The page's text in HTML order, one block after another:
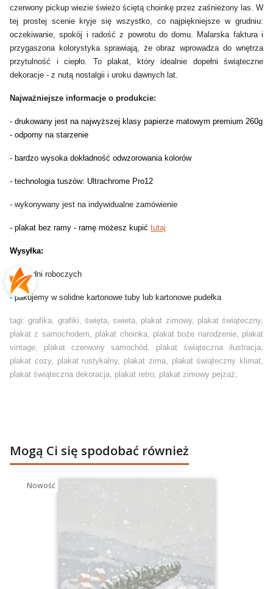
czerwony pickup wiezie świeżo ściętą choinkę przez zaśnieżony las. W
tej prostej scenie kryje się wszystko, co najpiękniejsze w grudniu:
oczekiwanie, spokój i radość z powrotu do domu. Malarska faktura i
przygaszona kolorystyka sprawiają, że obraz wprowadza do wnętrza
przytulność i ciepło. To plakat, który idealnie dopełni świąteczne
dekoracje - z nutą nostalgii i uroku dawnych lat.
Najważniejsze informacje o produkcie:
- drukowany jest na najwyższej klasy papierze matowym premium 260g
- odporny na starzenie
- bardzo wysoka dokładność odwzorowania kolorów
- technologia tuszów: Ultrachrome Pro12
- wykonywany jest na indywidualne zamówienie
- plakat bez ramy - ramę możesz kupić tutaj
Wysyłka:
- do 2 dni roboczych
- pakujemy w solidne kartonowe tuby lub kartonowe pudełka
tagi: grafika, grafiki, święta, swieta, plakat zimowy, plakat świąteczny,
plakat z samochodem, plakat choinka, plakat boże narodzenie, plakat
vintage, plakat czerwony samochód, plakat świąteczna ilustracja,
plakat cozy, plakat rustykalny, plakat zima, plakat świąteczny klimat,
plakat świąteczna dekoracja, plakat retro, plakat zimowy pejzaż;
Mogą Ci się spodobać również
Nowość